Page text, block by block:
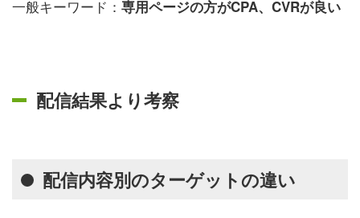
一般キーワード： 専用ページの方がCPA、CVRが良い
配信結果より考察
配信内容別のターゲットの違い